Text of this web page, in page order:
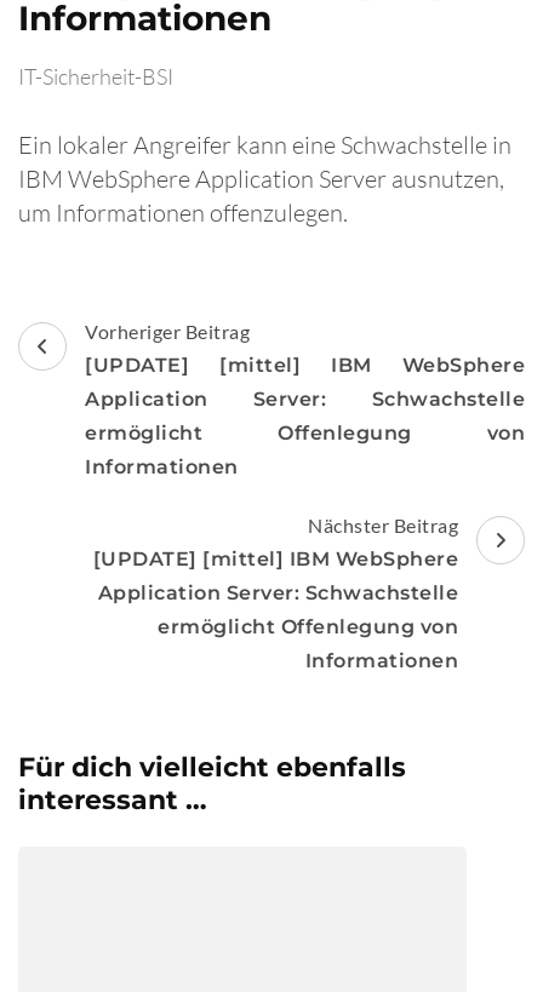
Informationen
IT-Sicherheit-BSI
Ein lokaler Angreifer kann eine Schwachstelle in
IBM WebSphere Application Server ausnutzen,
um Informationen offenzulegen.
Beitragsnavigation
Vorheriger Beitrag
[UPDATE] [mittel] IBM WebSphere
Application Server: Schwachstelle
ermöglicht Offenlegung von
Informationen
Nächster Beitrag
[UPDATE] [mittel] IBM WebSphere
Application Server: Schwachstelle
ermöglicht Offenlegung von
Informationen
Für dich vielleicht ebenfalls
interessant …